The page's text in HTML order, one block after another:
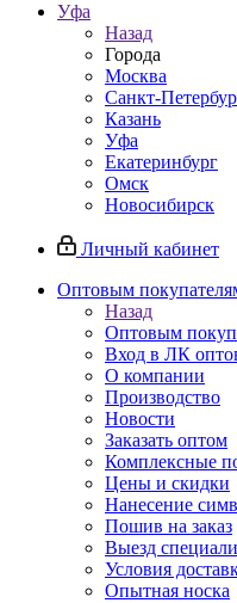
Уфа
Назад
Города
Москва
Санкт-
Казань
Уфа
Екатеринбург
Омск
Новосибирск
Личный кабинет
Оптовым
Назад
Оптовым
Вход в ЛК
О компании
Производство
Новости
Заказать оптом
Комплексные
Цены и скидки
Нанесение
Пошив на заказ
Выезд
Условия
Опытная носка